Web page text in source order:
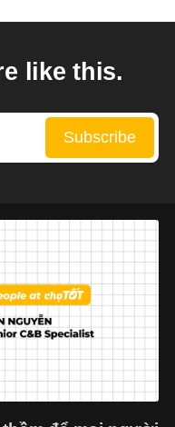
like this.
Subscribe